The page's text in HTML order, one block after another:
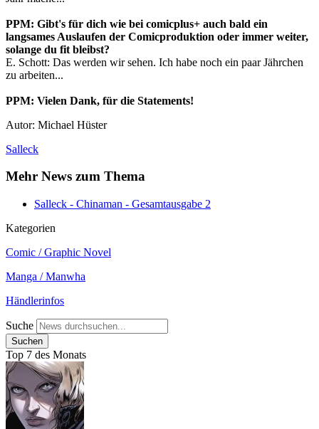
PPM: Gibt's für dich wie bei comicplus+ auch bald ein
langsames Auslaufen der Comicproduktion oder immer weiter,
solange du fit bleibst?
E. Schott: Das werden wir sehen. Ich habe noch ein paar Jährchen
zu arbeiten...
PPM: Vielen Dank, für die Statements!
Autor: Michael Hüster
Salleck
Mehr News zum Thema
Salleck - Chinaman - Gesamtausgabe 2
Kategorien
Comic / Graphic Novel
Manga / Manwha
Händlerinfos
Suche
Top 7 des Monats